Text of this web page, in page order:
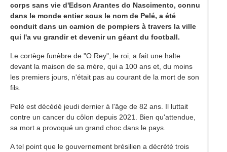
corps sans vie d'Edson Arantes do Nascimento, connu
dans le monde entier sous le nom de Pelé, a été
conduit dans un camion de pompiers à travers la ville
qui l'a vu grandir et devenir un géant du football.
Le cortège funèbre de "O Rey", le roi, a fait une halte
devant la maison de sa mère, qui a 100 ans et, du moins
les premiers jours, n'était pas au courant de la mort de son
fils.
Pelé est décédé jeudi dernier à l'âge de 82 ans. Il luttait
contre un cancer du côlon depuis 2021. Bien qu'attendue,
sa mort a provoqué un grand choc dans le pays.
A tel point que le gouvernement brésilien a décrété trois